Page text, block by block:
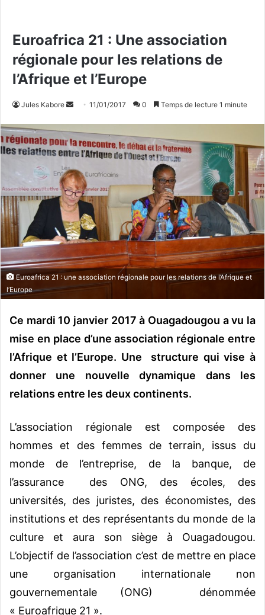
Euroafrica 21 : Une association
régionale pour les relations de
l’Afrique et l’Europe
Jules Kabore
v
o
e
r
u
c
o
u
r
r
e
11/01/2017 0 Temps de lecture 1 minute
Euroafrica 21 : une association régionale pour les relations de l’Afrique et
l’Europe
Ce mardi 10 janvier 2017 à Ouagadougou a vu la
mise en place d’une association régionale entre
l’Afrique et l’Europe. Une structure qui vise à
donner une nouvelle dynamique dans les
relations entre les deux continents.
L’association régionale est composée des
hommes et des femmes de terrain, issus du
monde de l’entreprise, de la banque, de
l’assurance des ONG, des écoles, des
universités, des juristes, des économistes, des
institutions et des représentants du monde de la
culture et aura son siège à Ouagadougou.
L’objectif de l’association c’est de mettre en place
une organisation internationale non
gouvernementale (ONG) dénommée
« Euroafrique 21 ».